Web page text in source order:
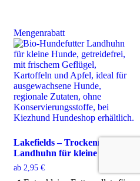
mehrere
Varianten
auf.
Die
Optionen
können
auf
der
Produktseite
werden
Mengenrabatt
Lakefields – Trockenmenü
Landhuhn für kleine Hunde
ab 2,95 €